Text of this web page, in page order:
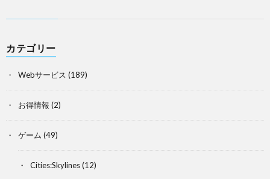
カテゴリー
Webサービス (189)
お得情報 (2)
ゲーム (49)
Cities:Skylines(12)